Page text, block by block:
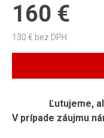
160 €
130 € bez DPH
Ľutujeme,
V prípade záujmu